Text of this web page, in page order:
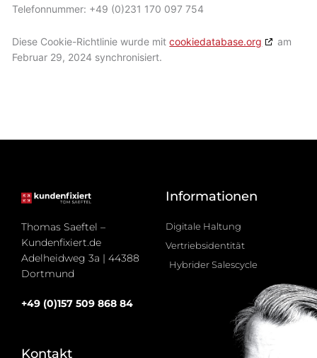
Telefonnummer: +49 (0)231 170 097 754
Diese Cookie-Richtlinie wurde mitcookiedatabase.org
am
Februar 29, 2024 synchronisiert.
Thomas Saeftel –
Kundenfixiert.de
Adelheidweg 3a | 44388
Dortmund
+49 (0)157 509 868 84
Informationen
Digitale Haltung
Vertriebsidentität
Hybrider Salescycle
Kontakt